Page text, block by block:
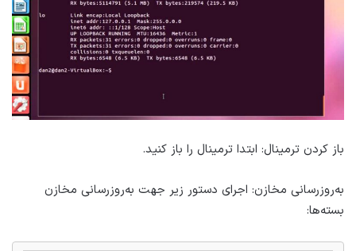
باز کردن ترمینال: ابتدا ترمینال را باز کنید.
به‌روزرسانی مخازن: اجرای دستور زیر جهت به‌روزرسانی مخازن
بسته‌ها: